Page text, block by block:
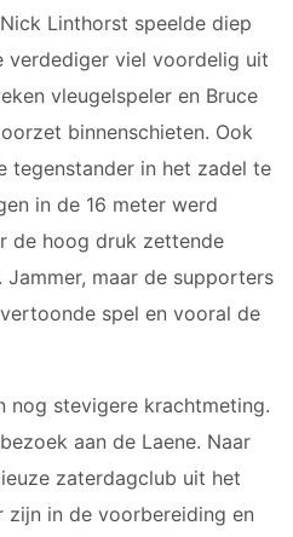
2 JM
JO10-3
4 JM
7
8JM
1
2
3JM
4 JM
2JM
JO12-3
4JM
5JM
Linthorst speelde diep
verdediger viel voordelig uit
vleugelspeler en Bruce
binnenschieten. Ook
tegenstander in het zadel te
in de 16 meter werd
de hoog druk zettende
maar de supporters
spel en vooral de
nog stevigere krachtmeting.
aan de Laene. Naar
zaterdagclub uit het
zijn in de voorbereiding en